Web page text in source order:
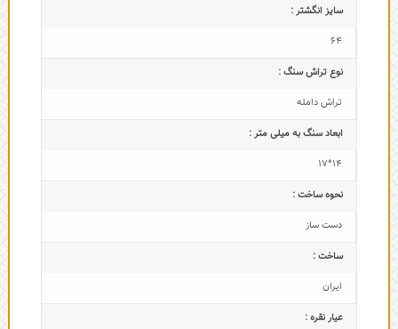
سایز انگشتر :
64
نوع تراش سنگ :
تراش دامله
ابعاد سنگ به میلی متر :
14*17
نحوه ساخت :
دست ساز
ساخت :
ایران
عیار نقره :